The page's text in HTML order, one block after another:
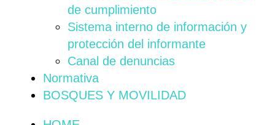
de cumplimiento
Sistema interno de información y
protección del informante
Canal de denuncias
Normativa
BOSQUES Y MOVILIDAD